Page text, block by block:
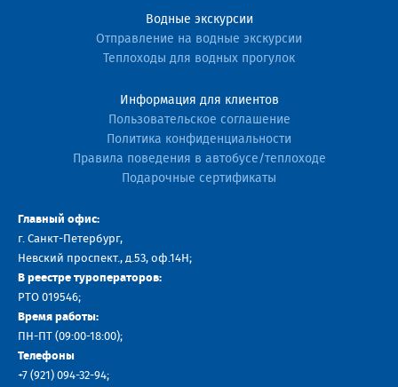
Водные экскурсии
Отправление на водные экскурсии
Теплоходы для водных прогулок
Информация для клиентов
Пользовательское соглашение
Политика конфиденциальности
Правила поведения в автобусе/теплоходе
Подарочные сертификаты
Главный офис:
г. Санкт-Петербург,
Невский проспект., д.53, оф.14H;
В реестре туроператоров:
РТО 019546;
Время работы:
ПН-ПТ (09:00-18:00);
Телефоны
+7 (921) 094-32-94;